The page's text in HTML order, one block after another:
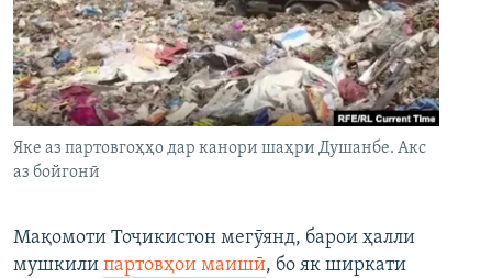
Яке аз партовгоҳҳо дар канори шаҳри Душанбе. Акс
аз бойгонӣ
Мақомоти Тоҷикистон мегӯянд, барои ҳалли
мушкили партовҳои маишӣ, бо як ширкати